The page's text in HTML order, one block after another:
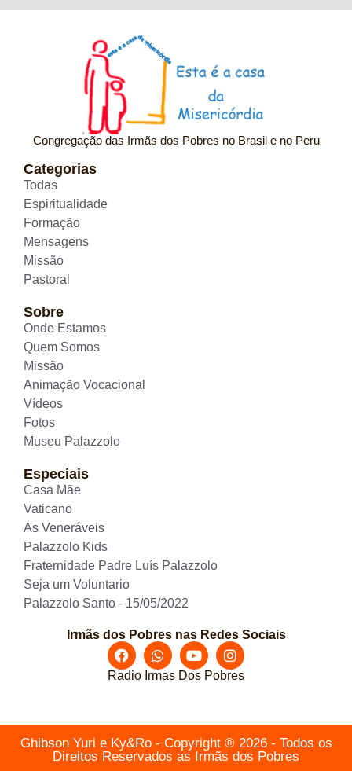
Congregação das Irmãs dos Pobres no Brasil e no Peru
Categorias
Todas
Espiritualidade
Formação
Mensagens
Missão
Pastoral
Sobre
Onde Estamos
Quem Somos
Missão
Animação Vocacional
Vídeos
Fotos
Museu Palazzolo
Especiais
Casa Mãe
Vaticano
As Veneráveis
Palazzolo Kids
Fraternidade Padre Luís Palazzolo
Seja um Voluntario
Palazzolo Santo - 15/05/2022
Irmãs dos Pobres nas Redes Sociais
Radio Irmas Dos Pobres
Ghibson Yuri e Ky&Ro - Copyright ® 2026 - Todos os
Direitos Reservados as Irmãs dos Pobres